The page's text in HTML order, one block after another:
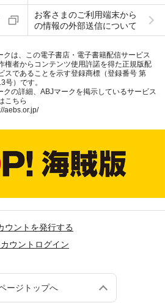
お客さまのご利用端末から
の情報の外部送信について
クは、この電子書店・電子書籍配信サービス
権者からコンテンツ使用許諾を得た正規版配
スであることを示す登録商標（登録番号 第
号）です。
クの詳細、ABJマークを掲示しているサービス
こちら
aebs.or.jp/
ウントを発行する
ウントログイン
ージトップへ